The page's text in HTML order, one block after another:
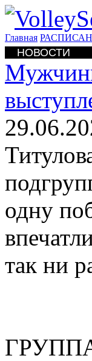
Главная
НОВОСТИ
одну
так ни